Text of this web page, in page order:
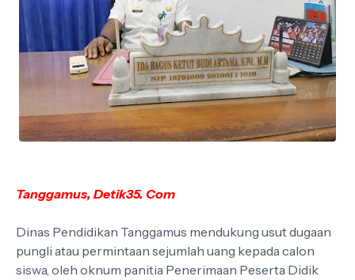
Tanggamus, Detik35. Com
Dinas Pendidikan Tanggamus mendukung usut dugaan
pungli atau permintaan sejumlah uang kepada calon
siswa, oleh oknum panitia Penerimaan Peserta Didik